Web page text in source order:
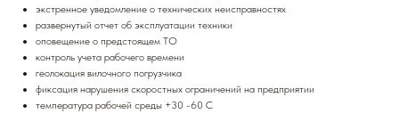
экстренное уведомление о технических неисправностях
развернутый отчет об эксплуатации техники
оповещение о предстоящем ТО
контроль учета рабочего времени
геолокация вилочного погрузчика
фиксация нарушения скоростных ограничений на предприятии
температура рабочей среды +30 -60 С